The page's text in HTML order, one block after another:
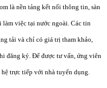
là nền tảng kết nối thông tin, sàn
việc tại nước ngoài. Các tin
tải và chỉ có giá trị tham khảo,
đăng ký. Để được tư vấn, ứng viên
trực tiếp với nhà tuyển dụng.